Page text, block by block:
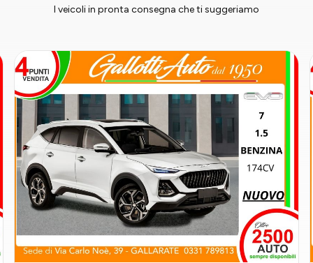
I veicoli in pronta consegna che ti suggeriamo